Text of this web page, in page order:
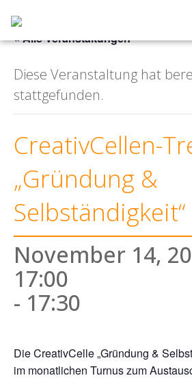
« Alle Veranstaltungen
Diese Veranstaltung hat
stattgefunden.
CreativCellen-
„Gründung &
Selbständigkeit“
November 14,
17:00
- 17:30
Die CreativCelle „Gründung &
im monatlichen Turnus zum